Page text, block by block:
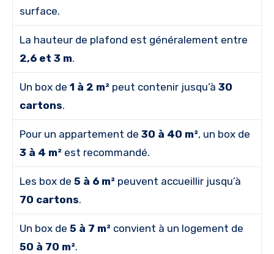
surface.
La hauteur de plafond est généralement entre
2,6 et 3 m.
Un box de1 à 2 m² peut contenir jusqu’à30
cartons.
Pour un appartement de30 à 40 m², un box de
3 à 4 m² est recommandé.
Les box de5 à 6 m² peuvent accueillir jusqu’à
70 cartons.
Un box de5 à 7 m² convient à un logement de
50 à 70 m².